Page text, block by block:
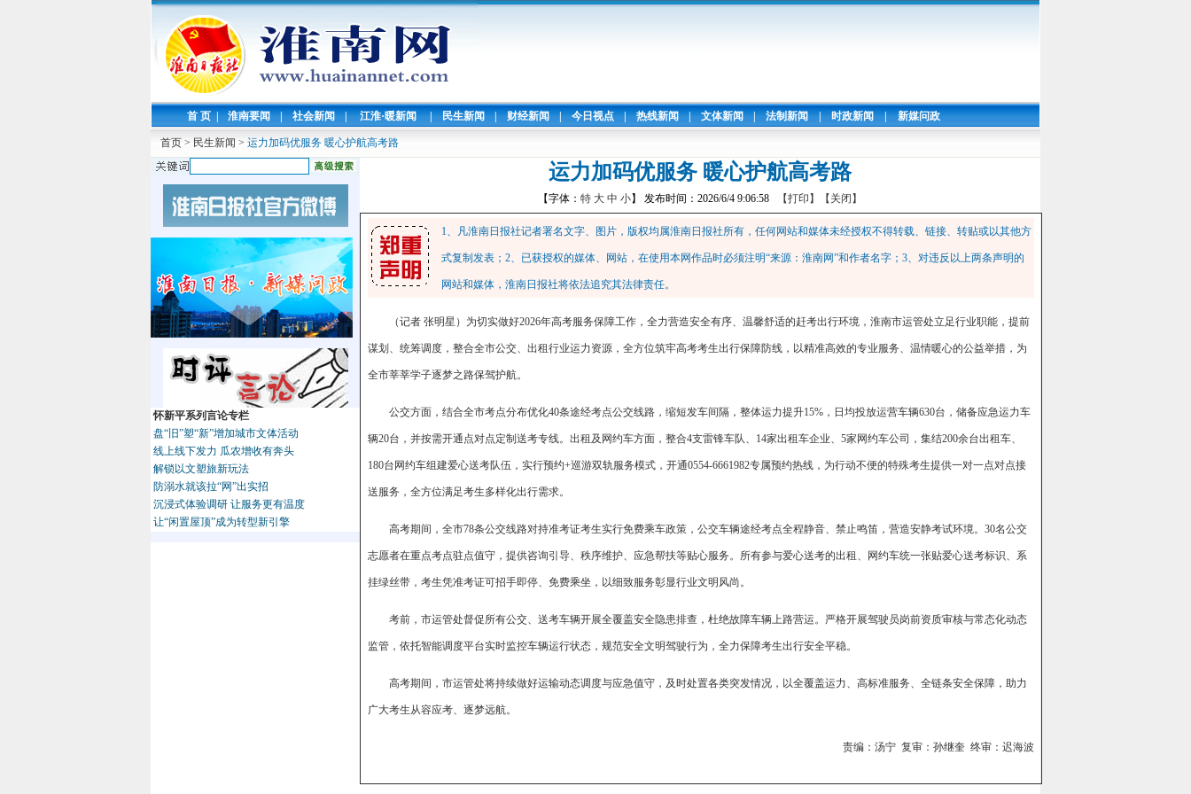
首 页 | 淮南要闻 | 社会新闻 | 江淮·暖新闻 | 民生新闻 | 财经新闻 | 今日视点 | 热线新闻 | 文体新闻 | 法制新闻 | 时政新闻 | 新媒问政
首页 > 民生新闻 > 运力加码优服务 暖心护航高考路
怀新平系列言论专栏
盘“旧”塑“新”增加城市文体活动
线上线下发力 瓜农增收有奔头
解锁以文塑旅新玩法
防溺水就该拉“网”出实招
沉浸式体验调研 让服务更有温度
让“闲置屋顶”成为转型新引擎
运力加码优服务 暖心护航高考路
【字体： 特 大 中 小】 发布时间：2026/6/4 9:06:58 【打印】 【关闭】
1、凡淮南日报社记者署名文字、图片，版权均属淮南日报社所有，任何网站和媒体未经授权不得转载、链接、转贴或以其他方
式复制发表；2、已获授权的媒体、网站，在使用本网作品时必须注明“来源：淮南网”和作者名字；3、对违反以上两条声明的
网站和媒体，淮南日报社将依法追究其法律责任。
（记者 张明星）为切实做好2026年高考服务保障工作，全力营造安全有序、温馨舒适的赶考出行环境，淮南市运管处立足行业职能，提前
谋划、统筹调度，整合全市公交、出租行业运力资源，全方位筑牢高考考生出行保障防线，以精准高效的专业服务、温情暖心的公益举措，为
全市莘莘学子逐梦之路保驾护航。
公交方面，结合全市考点分布优化40条途经考点公交线路，缩短发车间隔，整体运力提升15%，日均投放运营车辆630台，储备应急运力车
辆20台，并按需开通点对点定制送考专线。出租及网约车方面，整合4支雷锋车队、14家出租车企业、5家网约车公司，集结200余台出租车、
180台网约车组建爱心送考队伍，实行预约+巡游双轨服务模式，开通0554-6661982专属预约热线，为行动不便的特殊考生提供一对一点对点接
送服务，全方位满足考生多样化出行需求。
高考期间，全市78条公交线路对持准考证考生实行免费乘车政策，公交车辆途经考点全程静音、禁止鸣笛，营造安静考试环境。30名公交
志愿者在重点考点驻点值守，提供咨询引导、秩序维护、应急帮扶等贴心服务。所有参与爱心送考的出租、网约车统一张贴爱心送考标识、系
挂绿丝带，考生凭准考证可招手即停、免费乘坐，以细致服务彰显行业文明风尚。
考前，市运管处督促所有公交、送考车辆开展全覆盖安全隐患排查，杜绝故障车辆上路营运。严格开展驾驶员岗前资质审核与常态化动态
监管，依托智能调度平台实时监控车辆运行状态，规范安全文明驾驶行为，全力保障考生出行安全平稳。
高考期间，市运管处将持续做好运输动态调度与应急值守，及时处置各类突发情况，以全覆盖运力、高标准服务、全链条安全保障，助力
广大考生从容应考、逐梦远航。
责编：汤宁 复审：孙继奎 终审：迟海波